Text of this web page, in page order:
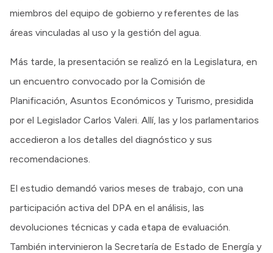
miembros del equipo de gobierno y referentes de las
áreas vinculadas al uso y la gestión del agua.
Más tarde, la presentación se realizó en la Legislatura, en
un encuentro convocado por la Comisión de
Planificación, Asuntos Económicos y Turismo, presidida
por el Legislador Carlos Valeri. Allí, las y los parlamentarios
accedieron a los detalles del diagnóstico y sus
recomendaciones.
El estudio demandó varios meses de trabajo, con una
participación activa del DPA en el análisis, las
devoluciones técnicas y cada etapa de evaluación.
También intervinieron la Secretaría de Estado de Energía y